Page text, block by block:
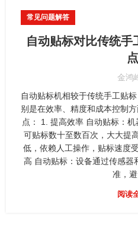
常见问题解答
自动贴标对比传统手
点
金鸿
自动贴标机相较于传统手工贴
别是在效率、精度和成本控制
点： 1. 提高效率 自动贴标：
可贴标数十至数百次，大大提
低，依赖人工操作，贴标速度
高 自动贴标：设备通过传感器
准，避
阅读